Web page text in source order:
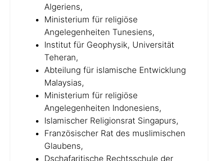
Algeriens,
Ministerium für religiöse
Angelegenheiten Tunesiens,
Institut für Geophysik, Universität
Teheran,
Abteilung für islamische Entwicklung
Malaysias,
Ministerium für religiöse
Angelegenheiten Indonesiens,
Islamischer Religionsrat Singapurs,
Französischer Rat des muslimischen
Glaubens,
Dschafaritische Rechtsschule der